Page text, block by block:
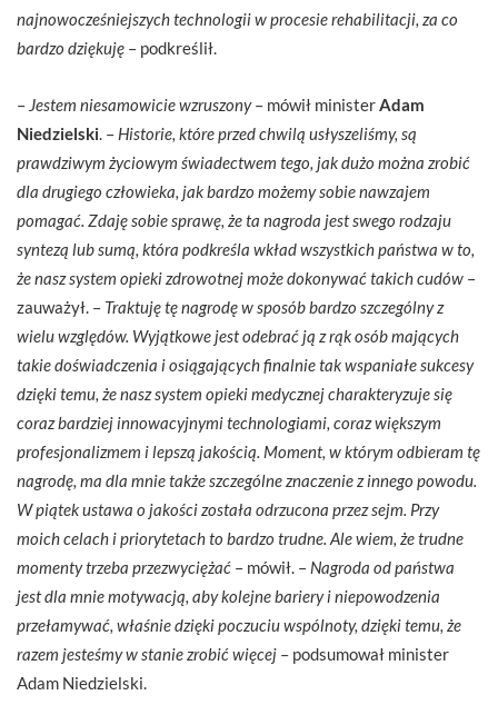
najnowocześniejszych technologii w procesie rehabilitacji, za co
bardzo dziękuję – podkreślił.
– Jestem niesamowicie wzruszony– mówił ministerAdam
Niedzielski. – Historie, które przed chwilą usłyszeliśmy, są
prawdziwym życiowym świadectwem tego, jak dużo można zrobić
dla drugiego człowieka, jak bardzo możemy sobie nawzajem
pomagać. Zdaję sobie sprawę, że ta nagroda jest swego rodzaju
syntezą lub sumą, która podkreśla wkład wszystkich państwa w to,
że nasz system opieki zdrowotnej może dokonywać takich cudów –
zauważył. – Traktuję tę nagrodę w sposób bardzo szczególny z
wielu względów. Wyjątkowe jest odebrać ją z rąk osób mających
takie doświadczenia i osiągających finalnie tak wspaniałe sukcesy
dzięki temu, że nasz system opieki medycznej charakteryzuje się
coraz bardziej innowacyjnymi technologiami, coraz większym
profesjonalizmem i lepszą jakością. Moment, w którym odbieram tę
nagrodę, ma dla mnie także szczególne znaczenie z innego powodu.
W piątek ustawa o jakości została odrzucona przez sejm. Przy
moich celach i priorytetach to bardzo trudne. Ale wiem, że trudne
momenty trzeba przezwyciężać – mówił. – Nagroda od państwa
jest dla mnie motywacją, aby kolejne bariery i niepowodzenia
przełamywać, właśnie dzięki poczuciu wspólnoty, dzięki temu, że
razem jesteśmy w stanie zrobić więcej – podsumował minister
Adam Niedzielski.